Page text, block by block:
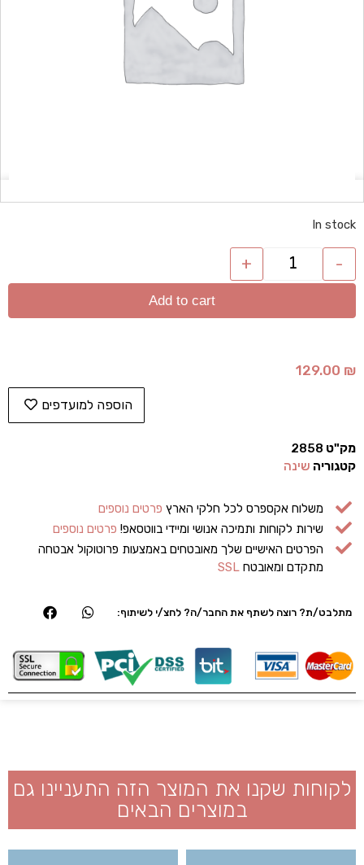
In stock
-
+
Add to cart
129.00 ₪
הוספה למועדפים
מק"ט 2858
קטגוריה שינה
משלוח אקספרס לכל חלקי הארץ פרטים נוספים
שירות לקוחות ותמיכה אנושי ומיידי בווטסאפ! פרטים נוספים
הפרטים האישיים שלך מאובטחים באמצעות פרוטוקול אבטחה
מתקדם ומאובטחSSL
מתלבט/ת? רוצה לשתף את החבר/ה? לחצ/י לשיתוף:
לקוחות שקנו את המוצר הזה התעניינו גם
במוצרים הבאים